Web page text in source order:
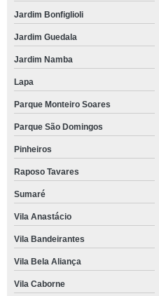
Jardim Bonfiglioli
Jardim Guedala
Jardim Namba
Lapa
Parque Monteiro Soares
Parque São Domingos
Pinheiros
Raposo Tavares
Sumaré
Vila Anastácio
Vila Bandeirantes
Vila Bela Aliança
Vila Caborne